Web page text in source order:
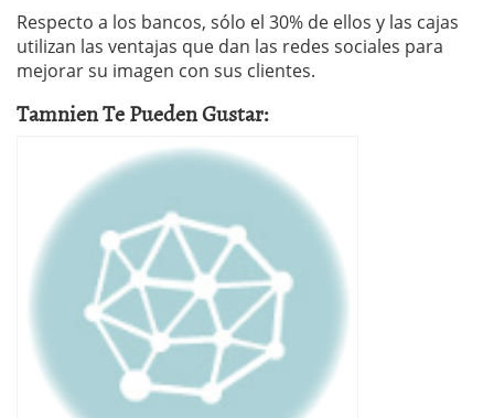
Respecto a los bancos, sólo el 30% de ellos y las cajas
utilizan las ventajas que dan las redes sociales para
mejorar su imagen con sus clientes.
Tamnien Te Pueden Gustar: